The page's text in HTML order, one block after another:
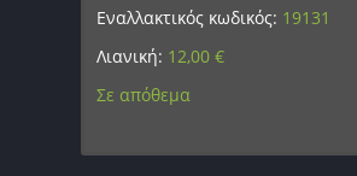
Εναλλακτικός κωδικός: 19131
Λιανική: 12,00€
Σε απόθεμα